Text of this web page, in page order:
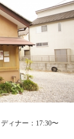
ィナー：17:30〜